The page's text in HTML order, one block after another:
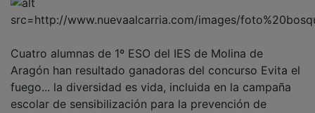
Cuatro alumnas de 1º ESO del IES de Molina de
Aragón han resultado ganadoras del concurso Evita el
fuego... la diversidad es vida, incluida en la campaña
escolar de sensibilización para la prevención de